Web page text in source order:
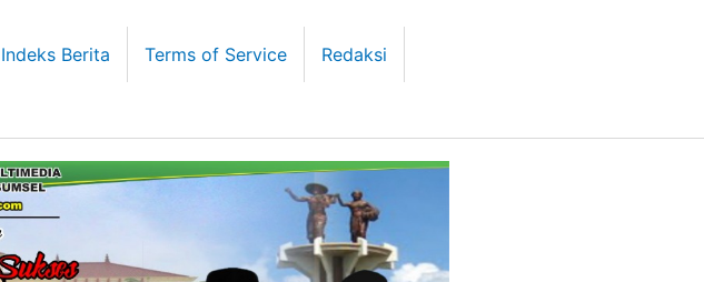
Indeks Berita Terms of Service Redaksi